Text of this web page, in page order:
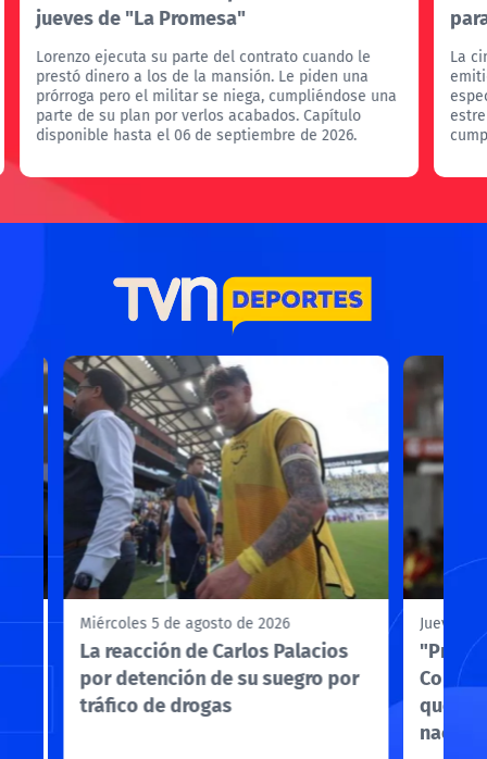
jueves de "La Promesa"
Lorenzo ejecuta su parte del contrato cuando le
prestó dinero a los de la mansión. Le piden una
prórroga pero el militar se niega, cumpliéndose una
parte de su plan por verlos acabados. Capítulo
disponible hasta el 06 de septiembre de 2026.
La
Miércoles 5 de agosto de 2026
La reacción de Carlos Palacios
por detención de su suegro por
tráfico de drogas
Jueves 6
Colo